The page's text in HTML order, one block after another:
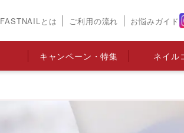
FASTNAILとは ご利用の流れ お悩みガイド
キャンペーン・特集 ネイル